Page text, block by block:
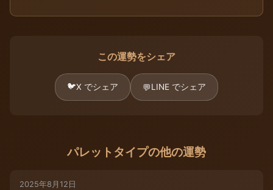
この運勢をシェア
🐦X でシェア 💬LINE でシェア
パレットタイプの他の運勢
2025年8月12日